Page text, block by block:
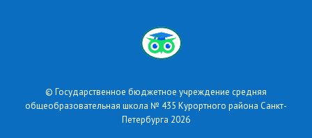
© Государственное бюджетное учреждение средняя
общеобразовательная школа № 435 Курортного района Санкт-
Петербурга 2026